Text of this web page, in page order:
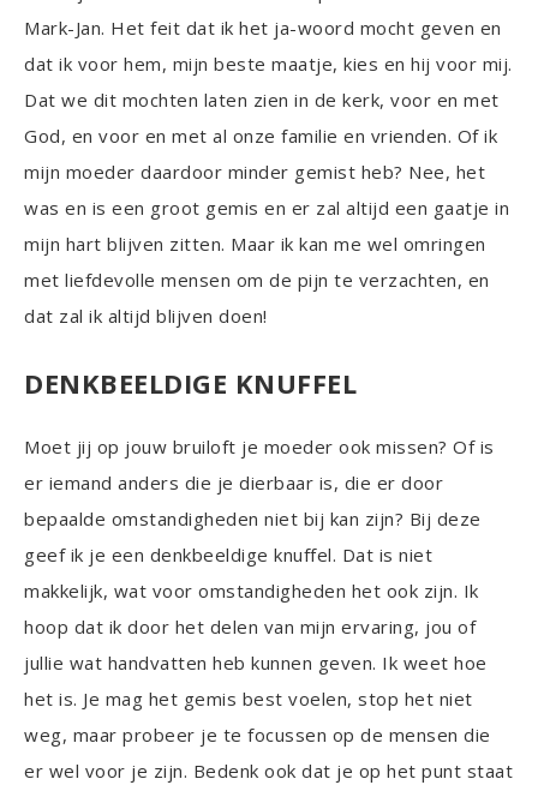
Mark-Jan. Het feit dat ik het ja-woord mocht geven en
dat ik voor hem, mijn beste maatje, kies en hij voor mij.
Dat we dit mochten laten zien in de kerk, voor en met
God, en voor en met al onze familie en vrienden. Of ik
mijn moeder daardoor minder gemist heb? Nee, het
was en is een groot gemis en er zal altijd een gaatje in
mijn hart blijven zitten. Maar ik kan me wel omringen
met liefdevolle mensen om de pijn te verzachten, en
dat zal ik altijd blijven doen!
DENKBEELDIGE KNUFFEL
Moet jij op jouw bruiloft je moeder ook missen? Of is
er iemand anders die je dierbaar is, die er door
bepaalde omstandigheden niet bij kan zijn? Bij deze
geef ik je een denkbeeldige knuffel. Dat is niet
makkelijk, wat voor omstandigheden het ook zijn. Ik
hoop dat ik door het delen van mijn ervaring, jou of
jullie wat handvatten heb kunnen geven. Ik weet hoe
het is. Je mag het gemis best voelen, stop het niet
weg, maar probeer je te focussen op de mensen die
er wel voor je zijn. Bedenk ook dat je op het punt staat